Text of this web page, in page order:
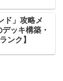
ド」攻略メ
ッキ構築・
ンク】